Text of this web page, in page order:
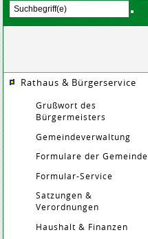
Rathaus & Bürgerservice
Grußwort des
Bürgermeisters
Gemeindeverwaltung
Formulare der Gemeinde
Formular-Service
Satzungen &
Verordnungen
Haushalt & Finanzen